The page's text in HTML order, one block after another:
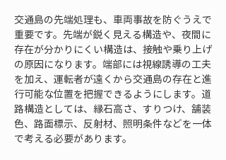
交通島の先端処理も、車両事故を防ぐうえで
重要です。先端が鋭く見える構造や、夜間に
存在が分かりにくい構造は、接触や乗り上げ
の原因になります。端部には視線誘導の工夫
を加え、運転者が遠くから交通島の存在と進
行可能な位置を把握できるようにします。道
路構造としては、縁石高さ、すりつけ、舗装
色、路面標示、反射材、照明条件などを一体
で考える必要があります。